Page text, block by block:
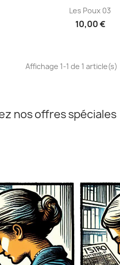
Aperçu rapide
Les Poux 03
10,00 €
Affichage 1-1 de 1 article(s)
nos offres spéciales